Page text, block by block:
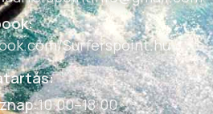
Surferspoint.hu
:10:00–18:00